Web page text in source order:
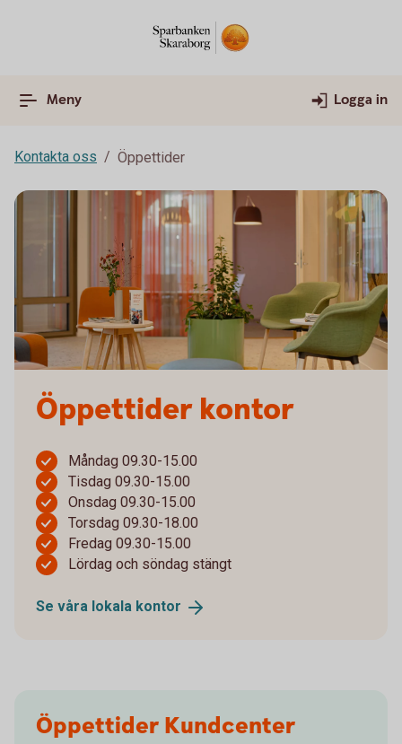
Meny Logga in
Kontakta oss Öppettider
Öppettider kontor
Måndag 09.30-15.00
Tisdag 09.30-15.00
Onsdag 09.30-15.00
Torsdag 09.30-18.00
Fredag 09.30-15.00
Lördag och söndag stängt
Se våra lokala kontor
Öppettider Kundcenter